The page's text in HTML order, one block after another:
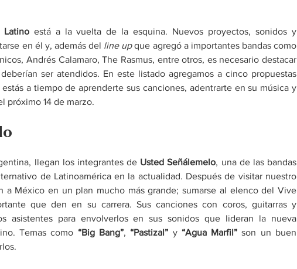
Latino está a la vuelta de la esquina. Nuevos proyectos, sonidos y
en él y, además del line up que agregó a importantes bandas como
Andrés Calamaro, The Rasmus, entre otros, es necesario destacar
ser atendidos. En este listado agregamos a cinco propuestas
a tiempo de aprenderte sus canciones, adentrarte en su música y
próximo 14 de marzo.
llegan los integrantes de Usted Señálemelo, una de las bandas
de Latinoamérica en la actualidad. Después de visitar nuestro
a México en un plan mucho más grande; sumarse al elenco del Vive
que den en su carrera. Sus canciones con coros, guitarras y
asistentes para envolverlos en sus sonidos que lideran la nueva
Temas como “Big Bang”, “Pastizal” y “Agua Marfil” son un buen